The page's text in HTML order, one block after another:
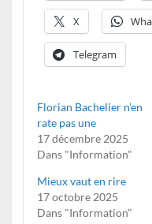
X
Telegram
Florian Bachelier n’en
rate pas une
17 décembre 2025
Dans "Information"
Mieux vaut en rire
17 octobre 2025
Dans "Information"